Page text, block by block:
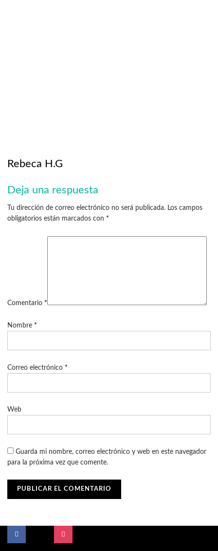
Rebeca H.G
Deja una respuesta
Tu dirección de correo electrónico no será publicada. Los campos
obligatorios están marcados con *
Comentario *
Nombre *
Correo electrónico *
Web
Guarda mi nombre, correo electrónico y web en este navegador
para la próxima vez que comente.